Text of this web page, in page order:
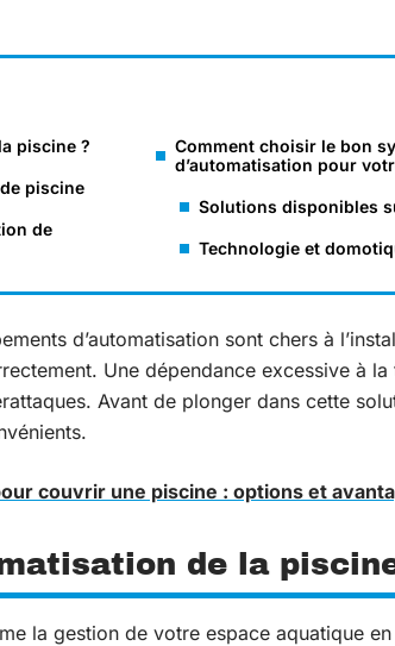
piscine ?
piscine
de
Comment choisir le bon
d’automatisation pour
Solutions disponibles
Technologie et
d’automatisation sont chers à
Une dépendance excessive à
Avant de plonger dans cette
couvrir une piscine : options et
de la
la gestion de votre espace aquatique